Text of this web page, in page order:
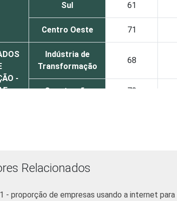
Sul 61
Centro Oeste 71
-
Indústria de
Transformação
68
Construção 70
motocicletas
Relacionados
- proporção de empresas usando a internet